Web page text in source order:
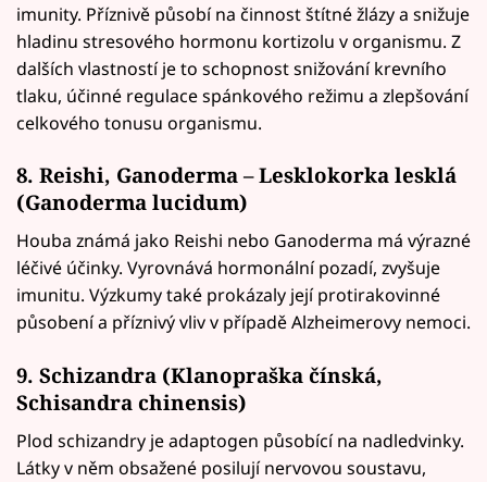
imunity. Příznivě působí na činnost štítné žlázy a snižuje
hladinu stresového hormonu kortizolu v organismu. Z
dalších vlastností je to schopnost snižování krevního
tlaku, účinné regulace spánkového režimu a zlepšování
celkového tonusu organismu.
8. Reishi, Ganoderma – Lesklokorka lesklá
(Ganoderma lucidum)
Houba známá jako Reishi nebo Ganoderma má výrazné
léčivé účinky. Vyrovnává hormonální pozadí, zvyšuje
imunitu. Výzkumy také prokázaly její protirakovinné
působení a příznivý vliv v případě Alzheimerovy nemoci.
9. Schizandra (Klanopraška čínská,
Schisandra chinensis)
Plod schizandry je adaptogen působící na nadledvinky.
Látky v něm obsažené posilují nervovou soustavu,